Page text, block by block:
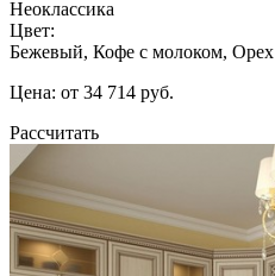
Неоклассика
Цвет:
Бежевый, Кофе с молоком, Орех
Цена: от 34 714 руб.
Рассчитать